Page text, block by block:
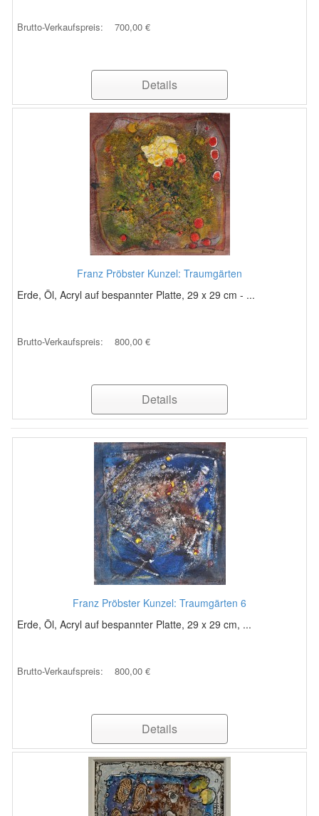
Brutto-Verkaufspreis: 700,00 €
Details
Franz Pröbster Kunzel: Traumgärten
Erde, Öl, Acryl auf bespannter Platte, 29 x 29 cm - ...
Brutto-Verkaufspreis: 800,00 €
Details
Franz Pröbster Kunzel: Traumgärten 6
Erde, Öl, Acryl auf bespannter Platte, 29 x 29 cm, ...
Brutto-Verkaufspreis: 800,00 €
Details